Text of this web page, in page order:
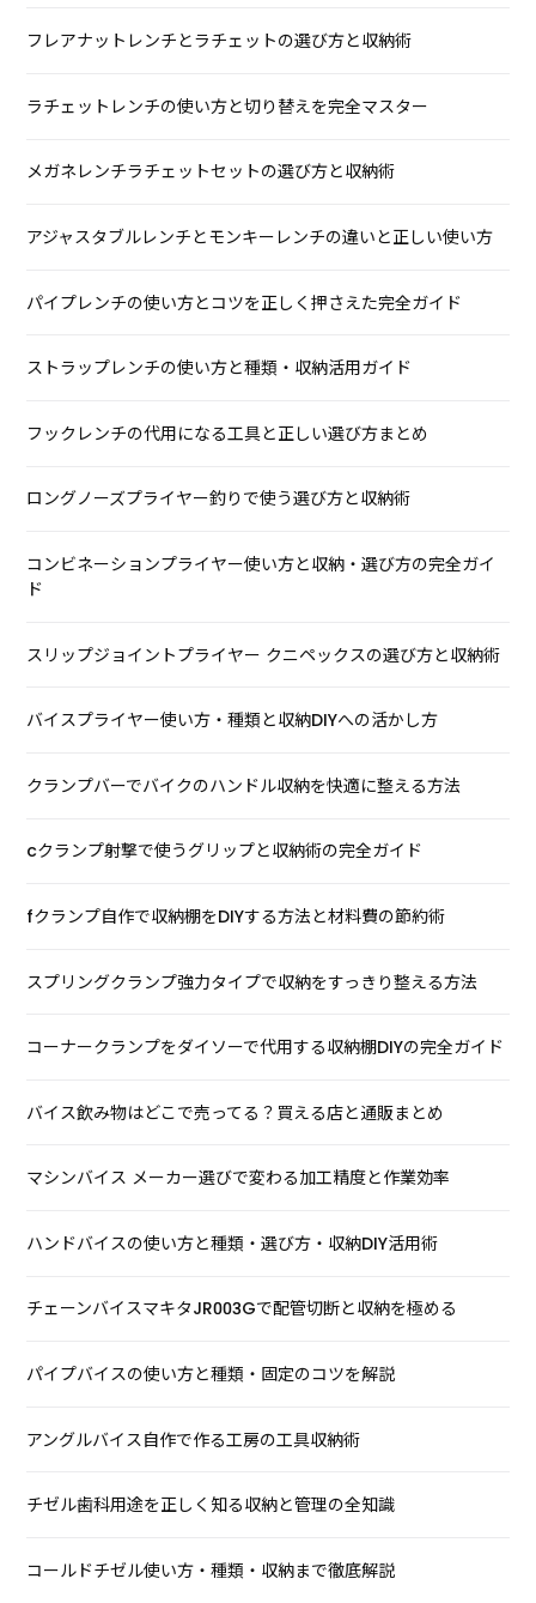
フレアナットレンチとラチェットの選び方と収納術
ラチェットレンチの使い方と切り替えを完全マスター
メガネレンチラチェットセットの選び方と収納術
アジャスタブルレンチとモンキーレンチの違いと正しい使い方
パイプレンチの使い方とコツを正しく押さえた完全ガイド
ストラップレンチの使い方と種類・収納活用ガイド
フックレンチの代用になる工具と正しい選び方まとめ
ロングノーズプライヤー釣りで使う選び方と収納術
コンビネーションプライヤー使い方と収納・選び方の完全ガイ
ド
スリップジョイントプライヤー クニペックスの選び方と収納術
バイスプライヤー使い方・種類と収納DIYへの活かし方
クランプバーでバイクのハンドル収納を快適に整える方法
cクランプ射撃で使うグリップと収納術の完全ガイド
fクランプ自作で収納棚をDIYする方法と材料費の節約術
スプリングクランプ強力タイプで収納をすっきり整える方法
コーナークランプをダイソーで代用する収納棚DIYの完全ガイド
バイス飲み物はどこで売ってる？買える店と通販まとめ
マシンバイス メーカー選びで変わる加工精度と作業効率
ハンドバイスの使い方と種類・選び方・収納DIY活用術
チェーンバイスマキタJR003Gで配管切断と収納を極める
パイプバイスの使い方と種類・固定のコツを解説
アングルバイス自作で作る工房の工具収納術
チゼル歯科用途を正しく知る収納と管理の全知識
コールドチゼル使い方・種類・収納まで徹底解説